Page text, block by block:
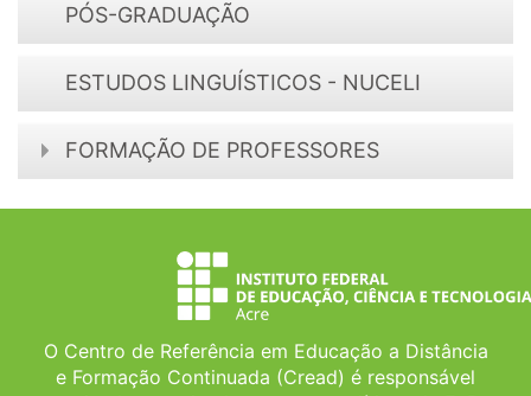
PÓS-GRADUAÇÃO
ESTUDOS LINGUÍSTICOS - NUCELI
FORMAÇÃO DE PROFESSORES
O Centro de Referência em Educação a Distância
e Formação Continuada (Cread) é responsável